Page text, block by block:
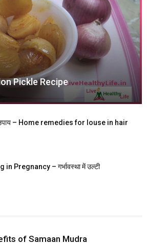
Pickle Recipe
– Home remedies for louse in hair
Pregnancy – गर्भावस्था में उल्टी
of Samaan Mudra